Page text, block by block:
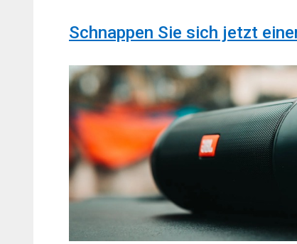
Schnappen Sie sich jetzt